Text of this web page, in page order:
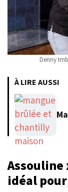
Denny
À LIRE AUSSI
Assouline
idéal